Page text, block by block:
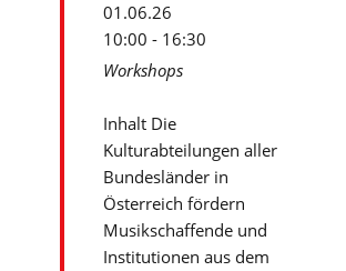
01.06.26
10:00 - 16:30
Workshops
Inhalt Die
Kulturabteilungen aller
Bundesländer in
Österreich fördern
Musikschaffende und
Institutionen aus dem